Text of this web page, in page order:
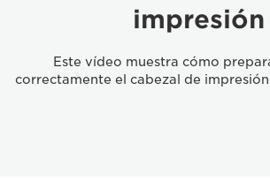
impresión
Este vídeo muestra cómo
correctamente el cabezal de